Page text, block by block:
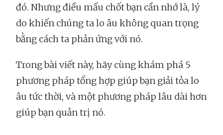
đó. Nhưng điều mấu chốt bạn cần nhớ là, lý
do khiến chúng ta lo âu không quan trọng
bằng cách ta phản ứng với nó.
Trong bài viết này, hãy cùng khám phá 5
phương pháp tổng hợp giúp bạn giải tỏa lo
âu tức thời, và một phương pháp lâu dài hơn
giúp bạn quản trị nó.